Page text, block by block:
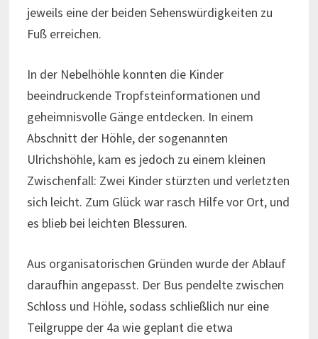
jeweils eine der beiden Sehenswürdigkeiten zu
Fuß erreichen.
In der Nebelhöhle konnten die Kinder
beeindruckende Tropfsteinformationen und
geheimnisvolle Gänge entdecken. In einem
Abschnitt der Höhle, der sogenannten
Ulrichshöhle, kam es jedoch zu einem kleinen
Zwischenfall: Zwei Kinder stürzten und verletzten
sich leicht. Zum Glück war rasch Hilfe vor Ort, und
es blieb bei leichten Blessuren.
Aus organisatorischen Gründen wurde der Ablauf
daraufhin angepasst. Der Bus pendelte zwischen
Schloss und Höhle, sodass schließlich nur eine
Teilgruppe der 4a wie geplant die etwa